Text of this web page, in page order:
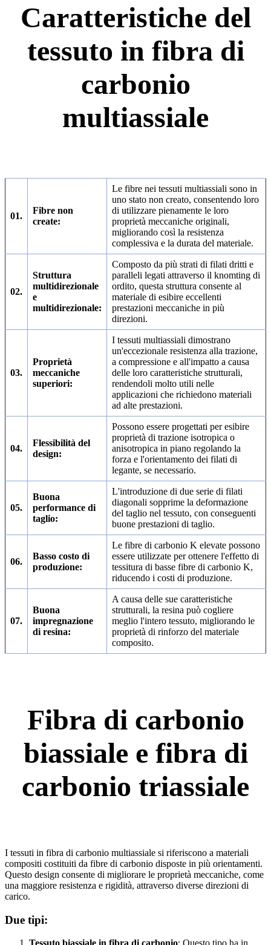
Caratteristiche del
tessuto in fibra di
carbonio
multiassiale
01.
Fibre non
create:
Le fibre nei tessuti multiassiali sono in
uno stato non creato, consentendo loro
di utilizzare pienamente le loro
proprietà meccaniche originali,
migliorando così la resistenza
complessiva e la durata del materiale.
02.
Struttura
multidirezionale
e
multidirezionale:
Composto da più strati di filati dritti e
paralleli legati attraverso il knomting di
ordito, questa struttura consente al
materiale di esibire eccellenti
prestazioni meccaniche in più
direzioni.
03.
Proprietà
meccaniche
superiori:
I tessuti multiassiali dimostrano
un'eccezionale resistenza alla trazione,
a compressione e all'impatto a causa
delle loro caratteristiche strutturali,
rendendoli molto utili nelle
applicazioni che richiedono materiali
ad alte prestazioni.
04.
Flessibilità del
design:
Possono essere progettati per esibire
proprietà di trazione isotropica o
anisotropica in piano regolando la
forza e l'orientamento dei filati di
legante, se necessario.
05.
Buona
performance di
taglio:
L'introduzione di due serie di filati
diagonali sopprime la deformazione
del taglio nel tessuto, con conseguenti
buone prestazioni di taglio.
06.
Basso costo di
produzione:
Le fibre di carbonio K elevate possono
essere utilizzate per ottenere l'effetto di
tessitura di basse fibre di carbonio K,
riducendo i costi di produzione.
07.
Buona
impregnazione
di resina:
A causa delle sue caratteristiche
strutturali, la resina può cogliere
meglio l'intero tessuto, migliorando le
proprietà di rinforzo del materiale
composito.
Fibra di carbonio
biassiale e fibra di
carbonio triassiale
I tessuti in fibra di carbonio multiassiale si riferiscono a materiali
compositi costituiti da fibre di carbonio disposte in più orientamenti.
Questo design consente di migliorare le proprietà meccaniche, come
una maggiore resistenza e rigidità, attraverso diverse direzioni di
carico.
Due tipi: